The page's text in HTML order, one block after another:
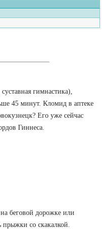
гимнастика),
45 минут. Кломид в аптеке
Его уже сейчас
Гиннеса.
беговой дорожке или
со скакалкой.